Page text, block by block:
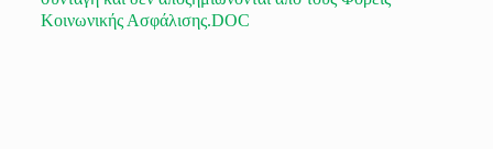
Κοινωνικής Ασφάλισης.DOC